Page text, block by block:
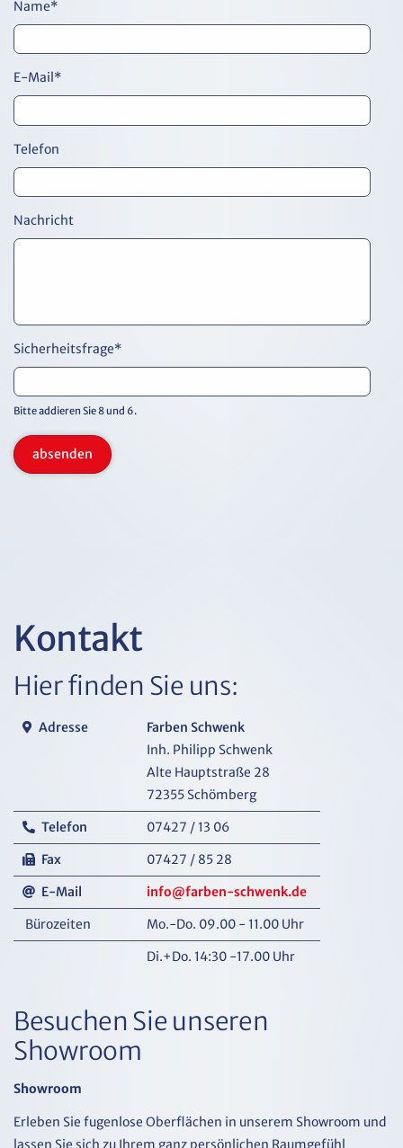
Name*
E-Mail*
Telefon
Nachricht
Sicherheitsfrage*
Bitte addieren Sie 8 und 6.
absenden
Kontakt
Hier finden Sie uns:
Adresse
Farben Schwenk
Inh. Philipp Schwenk
Alte Hauptstraße 28
72355 Schömberg
Telefon
07427 / 13 06
Fax
07427 / 85 28
E-Mail
info@farben-schwenk.de
Bürozeiten
Mo.-Do. 09.00 - 11.00 Uhr
Di.+Do. 14:30 -17.00 Uhr
Besuchen Sie unseren
Showroom
Showroom
Erleben Sie fugenlose Oberflächen in unserem Showroom und
lassen Sie sich zu Ihrem ganz persönlichen Raumgefühl